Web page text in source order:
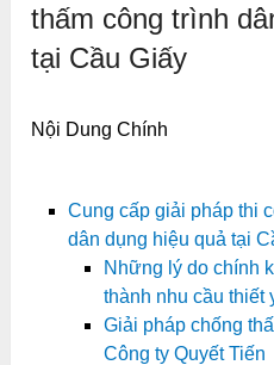
thấm công trình
tại Cầu Giấy
Nội Dung Chính
Cung cấp giải pháp thi
dân dụng hiệu quả tại
Những lý do chính
thành nhu cầu thiết
Giải pháp chống
Công ty Quyết Tiến